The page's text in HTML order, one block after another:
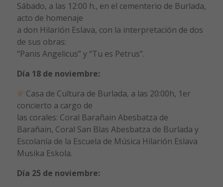
Sábado, a las 12:00 h., en el cementerio de Burlada,
acto de homenaje
a don Hilarión Eslava, con la interpretación de dos
de sus obras:
“Panis Angelicus” y “Tu es Petrus”.
Día 18 de noviembre:
Casa de Cultura de Burlada, a las 20:00h, 1er
concierto a cargo de
las corales: Coral Barañain Abesbatza de
Barañain, Coral San Blas Abesbatza de Burlada y
Escolanía de la Escuela de Música Hilarión Eslava
Musika Eskola.
Día 25 de noviembre: